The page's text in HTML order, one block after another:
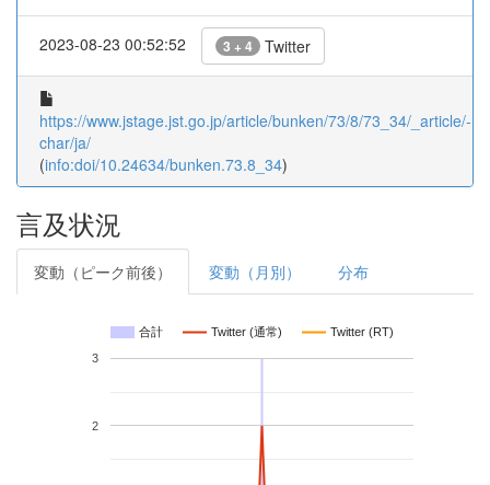
2023-08-23 00:52:52 3 + 4 Twitter
https://www.jstage.jst.go.jp/article/bunken/73/8/73_34/_article/-
char/ja/
(info:doi/10.24634/bunken.73.8_34)
言及状況
変動（ピーク前後） 変動（月別） 分布
合計 Twitter (通常) Twitter (RT)
2
3